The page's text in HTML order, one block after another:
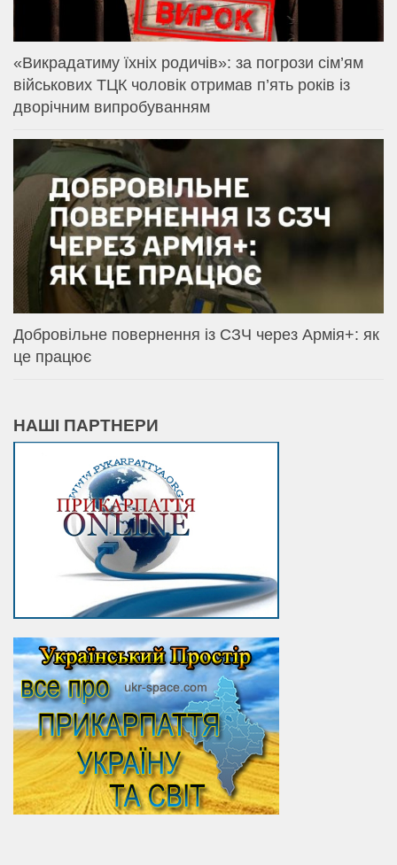
«Викрадатиму їхніх родичів»: за погрози сім’ям
військових ТЦК чоловік отримав п’ять років із
дворічним випробуванням
Добровільне повернення із СЗЧ через Армія+: як
це працює
НАШІ ПАРТНЕРИ